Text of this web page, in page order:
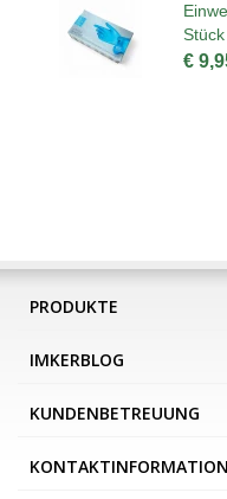
Stück
€
PRODUKTE
IMKERBLOG
KUNDENBETREUUNG